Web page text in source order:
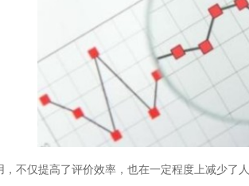
仅提高了评价效率，也在一定程度上减少了